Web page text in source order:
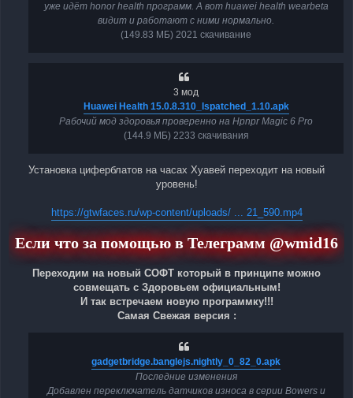
уже идёт honor health программ. А вот huawei health wearbeta
видит и работают с ними нормально.
(149.83 МБ) 2021 скачивание
3 мод
Huawei Health 15.0.8.310_lspatched_1.10.apk
Рабочий мод здоровья проверенно на Hpnpr Magic 6 Pro
(144.9 МБ) 2233 скачивания
Установка циферблатов на часах Хуавей переходит на новый
уровень!
https://gtwfaces.ru/wp-content/uploads/ ... 21_590.mp4
Если что за помощью в Телеграмм @wmid16
Переходим на новый СОФТ который в принципе можно
совмещать с Здоровьем официальным!
И так встречаем новую программку!!!
Самая Свежая версия :
gadgetbridge.banglejs.nightly_0_82_0.apk
Последние изменения
Добавлен переключатель датчиков износа в серии Bowers и